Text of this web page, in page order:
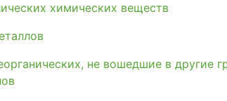
химических веществ
не вошедшие в другие